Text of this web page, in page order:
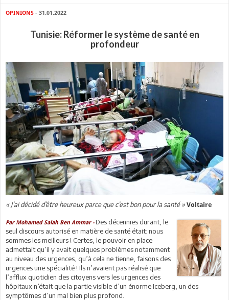
OPINIONS - 31.01.2022
Tunisie: Réformer le système de santé en
profondeur
« J’ai décidé d’être heureux parce que c’est bon pour la santé » Voltaire
Par Mohamed Salah Ben Ammar -Des décennies durant, le
seul discours autorisé en matière de santé était: nous
sommes les meilleurs ! Certes, le pouvoir en place
admettait qu’il y avait quelques problèmes notamment
au niveau des urgences, qu’à cela ne tienne, faisons des
urgences une spécialité ! Ils n’avaient pas réalisé que
l’afflux quotidien des citoyens vers les urgences des
hôpitaux n’était que la partie visible d’un énorme Iceberg, un des
symptômes d’un mal bien plus profond.